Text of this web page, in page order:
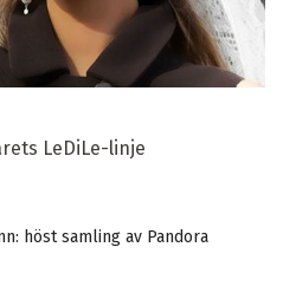
LeDiLe-linje
höst samling av Pandora